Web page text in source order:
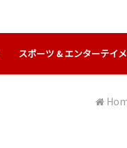
スポーツ & エンターテイ